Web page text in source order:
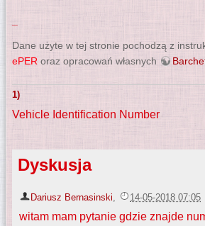
Dane użyte w tej stronie pochodzą z
ePER oraz opracowań własnych
1)
Vehicle Identification Number
Dyskusja
Dariusz Bernasinski 14-05-2018 07:05
witam mam pytanie gdzie znajde